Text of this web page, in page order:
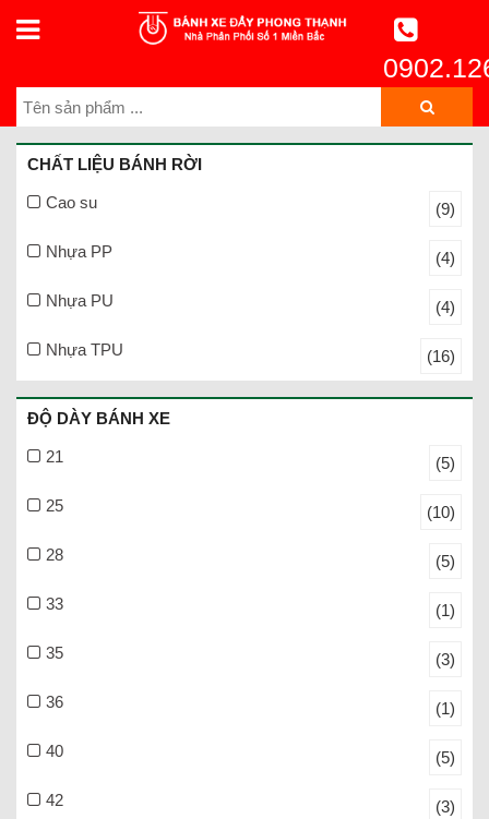
CHẤT LIỆU BÁNH RỜI
Cao su (9)
Nhựa PP (4)
Nhựa PU (4)
Nhựa TPU (16)
ĐỘ DÀY BÁNH XE
21 (5)
25 (10)
28 (5)
33 (1)
35 (3)
36 (1)
40 (5)
42 (3)